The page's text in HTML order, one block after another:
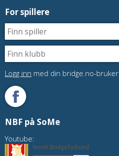
For spillere
Logg inn med din bridge.no-bruker
NBF på SoMe
Youtube: